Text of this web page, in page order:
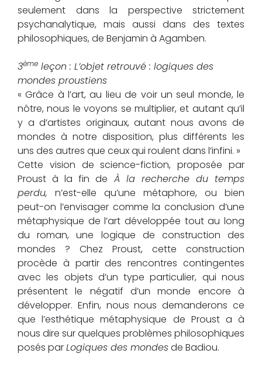
seulement dans la perspective strictement
psychanalytique, mais aussi dans des textes
philosophiques, de Benjamin à Agamben.
3ème leçon : L’objet retrouvé : logiques des
mondes proustiens
« Grâce à l’art, au lieu de voir un seul monde, le
nôtre, nous le voyons se multiplier, et autant qu’il
y a d’artistes originaux, autant nous avons de
mondes à notre disposition, plus différents les
uns des autres que ceux qui roulent dans l’infini. »
Cette vision de science-fiction, proposée par
Proust à la fin de À la recherche du temps
perdu, n’est-elle qu’une métaphore, ou bien
peut-on l’envisager comme la conclusion d’une
métaphysique de l’art développée tout au long
du roman, une logique de construction des
mondes ? Chez Proust, cette construction
procède à partir des rencontres contingentes
avec les objets d’un type particulier, qui nous
présentent le négatif d’un monde encore à
développer. Enfin, nous nous demanderons ce
que l’esthétique métaphysique de Proust a à
nous dire sur quelques problèmes philosophiques
posés parLogiques des mondesde Badiou.